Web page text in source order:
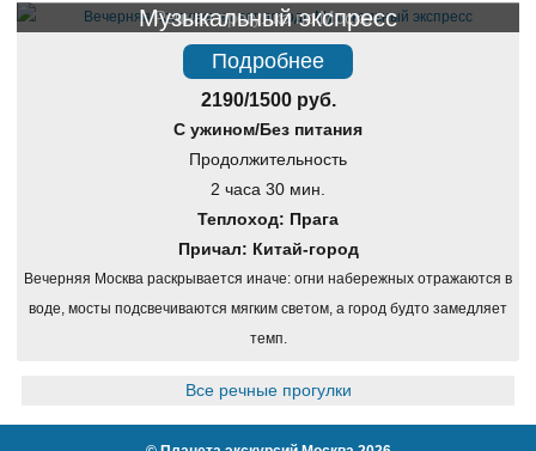
Речная прогулка по Москве
Музыкальный экспресс
Подробнее
2190/1500 руб.
С ужином/Без питания
Продолжительность
2 часа 30 мин.
Теплоход: Прага
Причал: Китай-город
Вечерняя Москва раскрывается иначе: огни набережных отражаются в
воде, мосты подсвечиваются мягким светом, а город будто замедляет
темп.
Все речные прогулки